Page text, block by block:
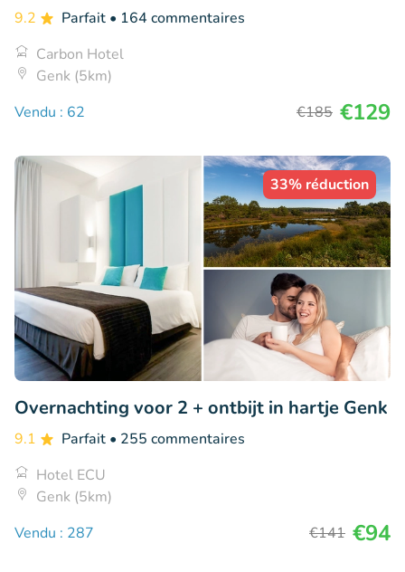
9.2 Parfait • 164 commentaires
Carbon Hotel
Genk (5km)
Vendu : 62
€185 €129
33% réduction
Overnachting voor 2 + ontbijt in hartje Genk
9.1 Parfait • 255 commentaires
Hotel ECU
Genk (5km)
Vendu : 287
€141 €94